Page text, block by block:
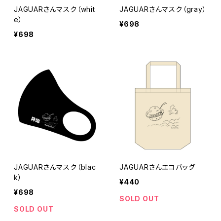
JAGUARさんマスク（whit
e）
¥698
JAGUARさんマスク（gray）
¥698
JAGUARさんマスク（blac
k）
¥698
SOLD OUT
JAGUARさんエコバッグ
¥440
SOLD OUT